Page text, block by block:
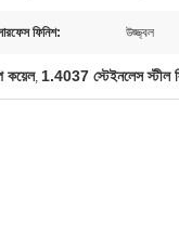
ফিনিশ: উজ্জ্বল
কয়েল, 1.4037 স্টেইনলেস স্টীল